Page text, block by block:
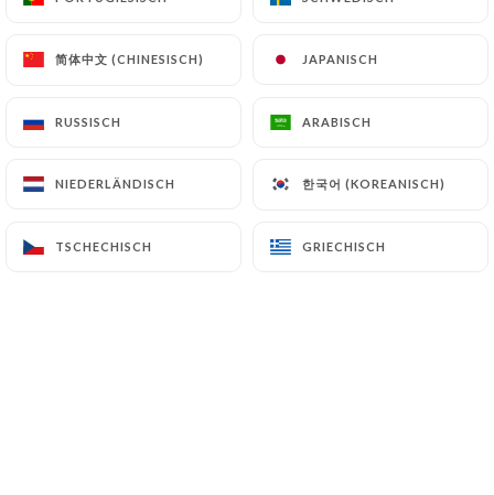
简体中文 (CHINESISCH) JAPANISCH
RUSSISCH ARABISCH
NIEDERLÄNDISCH 한국어 (KOREANISCH)
TSCHECHISCH GRIECHISCH
简体中文 (CHINESISCH) JAPANISCH
RUSSISCH ARABISCH
NIEDERLÄNDISCH 한국어 (KOREANISCH)
TSCHECHISCH GRIECHISCH